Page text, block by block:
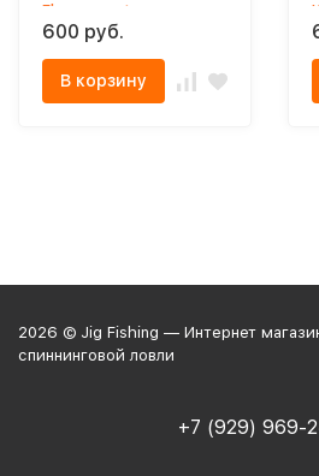
Fluorescent
Red/Chartreuse
600 руб.
В корзину
2026 © Jig Fishing — Интернет
спиннинговой ловли
+7 (929) 969-